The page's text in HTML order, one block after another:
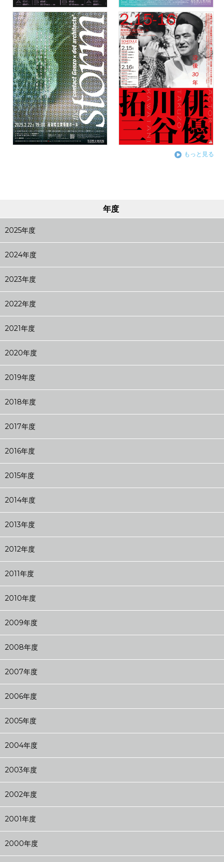
もっと見る
年度
2025年度
2024年度
2023年度
2022年度
2021年度
2020年度
2019年度
2018年度
2017年度
2016年度
2015年度
2014年度
2013年度
2012年度
2011年度
2010年度
2009年度
2008年度
2007年度
2006年度
2005年度
2004年度
2003年度
2002年度
2001年度
2000年度